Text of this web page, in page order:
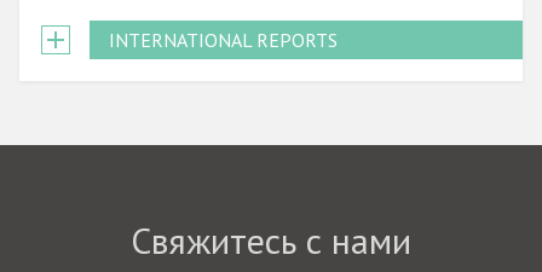
INTERNATIONAL REPORTS
Свяжитесь с нами